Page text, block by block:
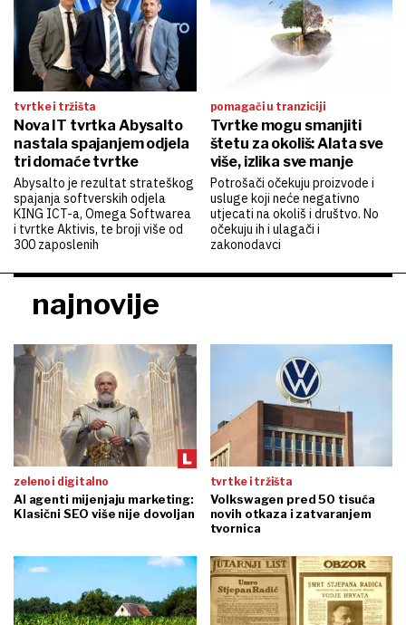
tvrtke i tržišta
Nova IT tvrtka Abysalto
nastala spajanjem odjela
tri domaće tvrtke
Abysalto je rezultat strateškog
spajanja softverskih odjela
KING ICT-a, Omega Softwarea
i tvrtke Aktivis, te broji više od
300 zaposlenih
pomagači u tranziciji
Tvrtke mogu smanjiti
štetu za okoliš: Alata sve
više, izlika sve manje
Potrošači očekuju proizvode i
usluge koji neće negativno
utjecati na okoliš i društvo. No
očekuju ih i ulagači i
zakonodavci
najnovije
zeleno i digitalno
AI agenti mijenjaju marketing:
Klasični SEO više nije dovoljan
tvrtke i tržišta
Volkswagen pred 50 tisuća
novih otkaza i zatvaranjem
tvornica